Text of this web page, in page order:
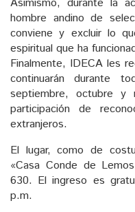
hombre andino de
conviene y excluir lo
espiritual que ha
Finalmente, IDECA les
continuarán durante
septiembre, octubre
participación de
extranjeros.
El lugar, como de
«Casa Conde de
630. El ingreso es
p.m.